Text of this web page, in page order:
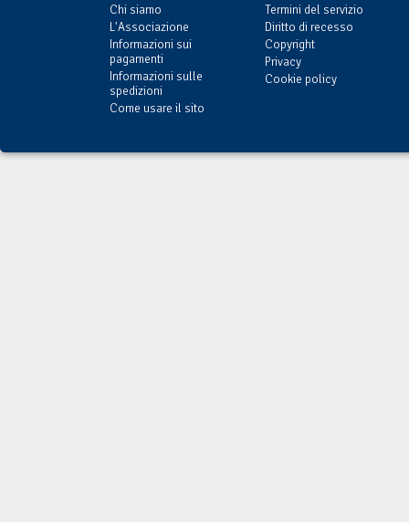
Chi siamo
L'Associazione
Informazioni sui
pagamenti
Informazioni sulle
spedizioni
Come usare il sito
Termini del servizio
Diritto di recesso
Copyright
Privacy
Cookie policy